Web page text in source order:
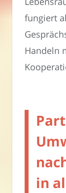
fungiert
Handeln
in